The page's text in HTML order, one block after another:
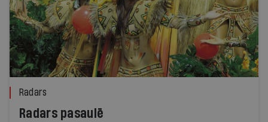
Radars
Radars pasaulē